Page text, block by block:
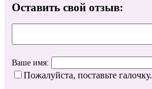
Оставить свой отзыв:
Ваше имя:
Пожалуйста, поставьте галочку.